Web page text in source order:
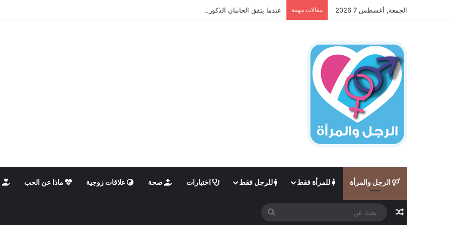
الجمعة, أغسطس 7 2026 مقالات مهمة عندما يتفق الجانبان الذكوري والأنثوي داخلنا، ما الذي يحدث؟
الرجل والمرأة للمرأة فقط للرجل فقط اختبارات صحة علاقات زوجية ماذا عن الحب
مقال عشوائي
بحث